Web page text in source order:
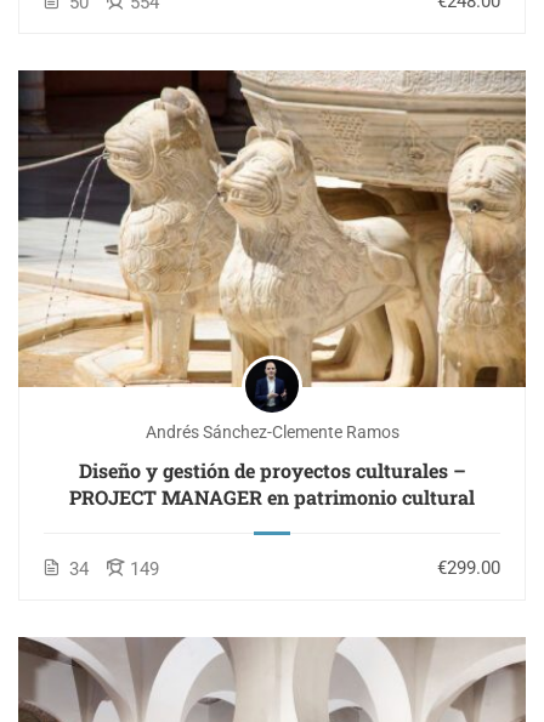
Andrés Sánchez-Clemente Ramos
Diseño y gestión de proyectos culturales –
PROJECT MANAGER en patrimonio cultural
34 149 €299.00